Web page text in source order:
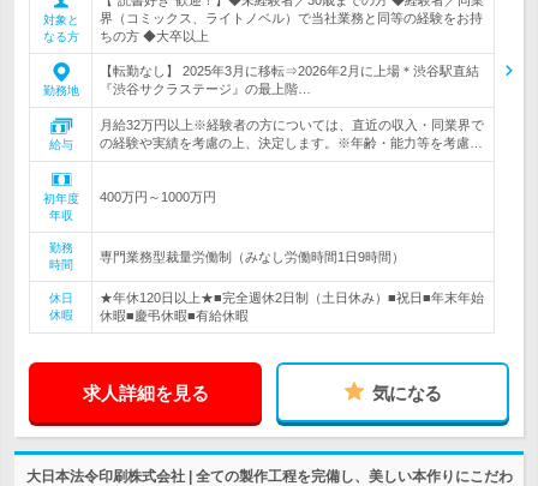
対象と
なる方
界（コミックス、ライトノベル）で当社業務と同等の経験をお持
ちの方 ◆大卒以上
勤務地
【転勤なし】 2025年3月に移転⇒2026年2月に上場＊渋谷駅直結
『渋谷サクラステージ』の最上階…
給与
月給32万円以上※経験者の方については、直近の収入・同業界で
の経験や実績を考慮の上、決定します。※年齢・能力等を考慮…
初年度
年収
400万円～1000万円
勤務
時間
専門業務型裁量労働制（みなし労働時間1日9時間）
休日
休暇
★年休120日以上★■完全週休2日制（土日休み）■祝日■年末年始
休暇■慶弔休暇■有給休暇
求人詳細を見る 気になる
大日本法令印刷株式会社 | 全ての製作工程を完備し、美しい本作りにこだわ